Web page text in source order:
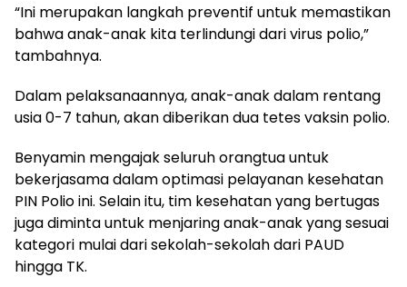
“Ini merupakan langkah preventif untuk memastikan
bahwa anak-anak kita terlindungi dari virus polio,”
tambahnya.
Dalam pelaksanaannya, anak-anak dalam rentang
usia 0-7 tahun, akan diberikan dua tetes vaksin polio.
Benyamin mengajak seluruh orangtua untuk
bekerjasama dalam optimasi pelayanan kesehatan
PIN Polio ini. Selain itu, tim kesehatan yang bertugas
juga diminta untuk menjaring anak-anak yang sesuai
kategori mulai dari sekolah-sekolah dari PAUD
hingga TK.